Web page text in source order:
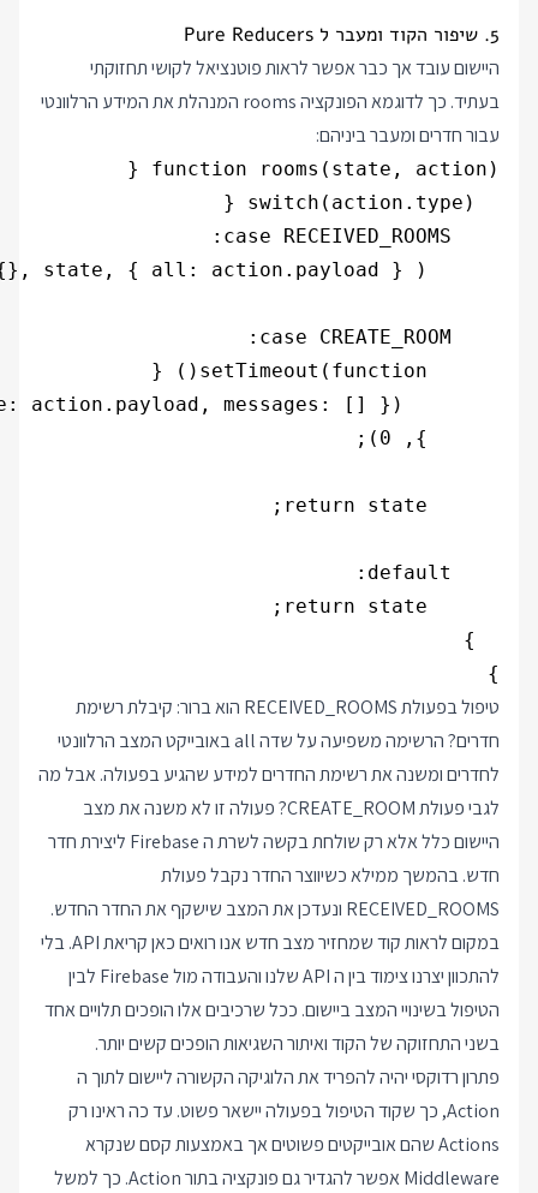
5. שיפור הקוד ומעבר ל Pure Reducers
היישום עובד אך כבר אפשר לראות פוטנציאל לקושי תחזוקתי
בעתיד. כך לדוגמא הפונקציה rooms המנהלת את המידע הרלוונטי
עבור חדרים ומעבר ביניהם:
}
טיפול בפעולת RECEIVED_ROOMS הוא ברור: קיבלת רשימת
חדרים? הרשימה משפיעה על שדה all באובייקט המצב הרלוונטי
לחדרים ומשנה את רשימת החדרים למידע שהגיע בפעולה. אבל מה
לגבי פעולת CREATE_ROOM? פעולה זו לא משנה את מצב
היישום כלל אלא רק שולחת בקשה לשרת ה Firebase ליצירת חדר
חדש. בהמשך ממילא כשיווצר החדר נקבל פעולת
RECEIVED_ROOMS ונעדכן את המצב שישקף את החדר החדש.
במקום לראות קוד שמחזיר מצב חדש אנו רואים כאן קריאת API. בלי
להתכוון יצרנו צימוד בין ה API שלנו והעבודה מול Firebase לבין
הטיפול בשינויי המצב ביישום. ככל שרכיבים אלו הופכים תלויים אחד
בשני התחזוקה של הקוד ואיתור השגיאות הופכים קשים יותר.
פתרון רדוקסי יהיה להפריד את הלוגיקה הקשורה ליישום לתוך ה
Action, כך שקוד הטיפול בפעולה יישאר פשוט. עד כה ראינו רק
Actions שהם אובייקטים פשוטים אך באמצעות קסם שנקרא
Middleware אפשר להגדיר גם פונקציה בתור Action. כך למשל